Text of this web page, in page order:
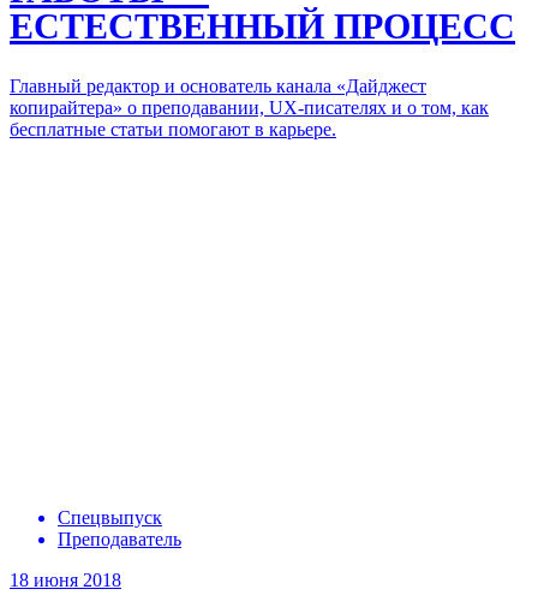
ЕСТЕСТВЕННЫЙ ПРОЦЕСС
Главный редактор и основатель канала «Дайджест
копирайтера» о преподавании, UX-писателях и о том, как
бесплатные статьи помогают в карьере.
Спецвыпуск
Преподаватель
18 июня 2018